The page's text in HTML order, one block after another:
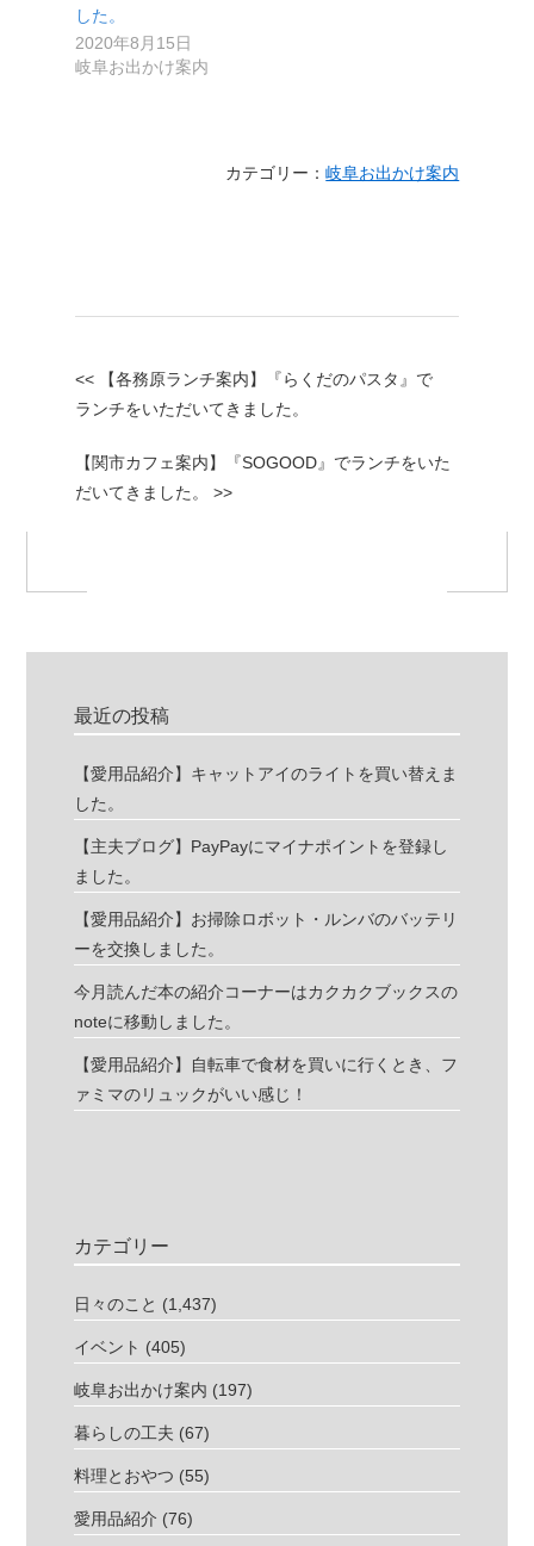
した。
2020年8月15日
岐阜お出かけ案内
カテゴリー：岐阜お出かけ案内
<< 【各務原ランチ案内】『らくだのパスタ』で
ランチをいただいてきました。
【関市カフェ案内】『SOGOOD』でランチをいた
だいてきました。 >>
最近の投稿
【愛用品紹介】キャットアイのライトを買い替えま
した。
【主夫ブログ】PayPayにマイナポイントを登録し
ました。
【愛用品紹介】お掃除ロボット・ルンバのバッテリ
ーを交換しました。
今月読んだ本の紹介コーナーはカクカクブックスの
noteに移動しました。
【愛用品紹介】自転車で食材を買いに行くとき、フ
ァミマのリュックがいい感じ！
カテゴリー
日々のこと (1,437)
イベント (405)
岐阜お出かけ案内 (197)
暮らしの工夫 (67)
料理とおやつ (55)
愛用品紹介 (76)